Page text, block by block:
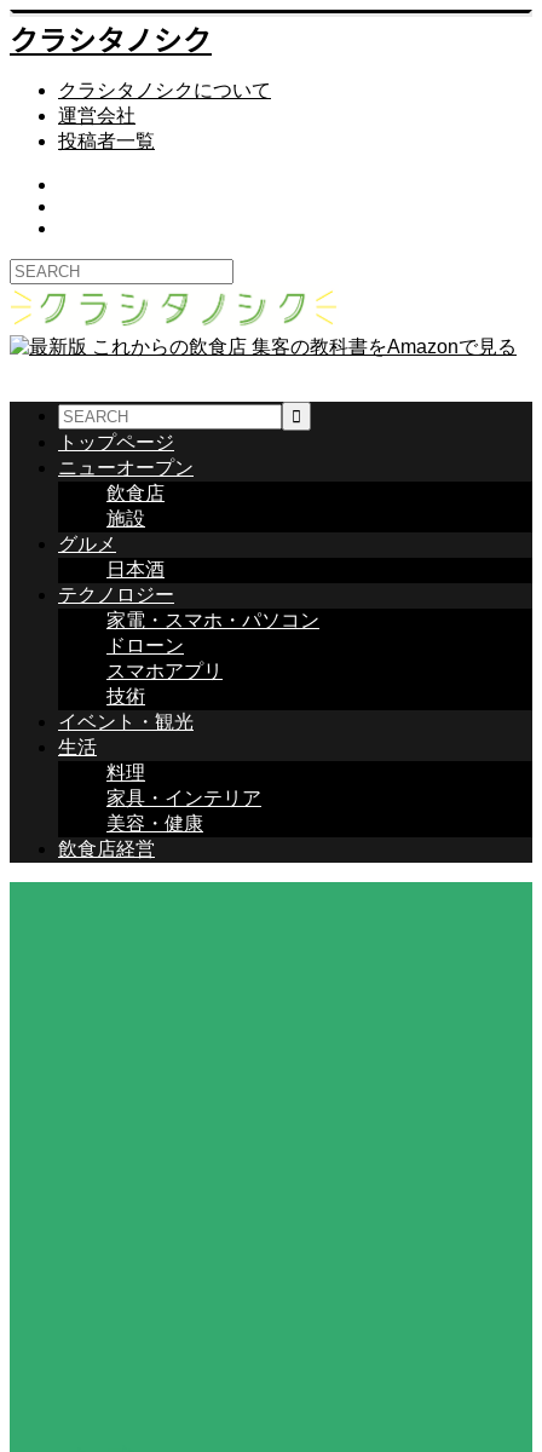
クラシタノシク
クラシタノシクについて
運営会社
投稿者一覧
トップページ
ニューオープン
飲食店
施設
グルメ
日本酒
テクノロジー
家電・スマホ・パソコン
ドローン
スマホアプリ
技術
イベント・観光
生活
料理
家具・インテリア
美容・健康
飲食店経営